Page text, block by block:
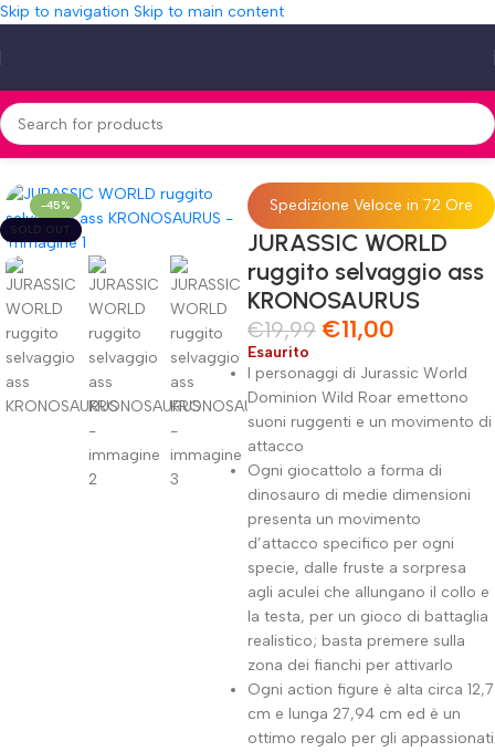
Skip to navigation Skip to main content
»Shop»JURASSIC WORLD ruggito selvaggio ass KRONOSAURUS
-45%
SOLD OUT
Spedizione Veloce in 72 Ore
JURASSIC WORLD
ruggito selvaggio ass
KRONOSAURUS
€19,99 €11,00
Esaurito
I personaggi di Jurassic World
Dominion Wild Roar emettono
suoni ruggenti e un movimento di
attacco
Ogni giocattolo a forma di
dinosauro di medie dimensioni
presenta un movimento
d’attacco specifico per ogni
specie, dalle fruste a sorpresa
agli aculei che allungano il collo e
la testa, per un gioco di battaglia
realistico; basta premere sulla
zona dei fianchi per attivarlo
Ogni action figure è alta circa 12,7
cm e lunga 27,94 cm ed è un
ottimo regalo per gli appassionati